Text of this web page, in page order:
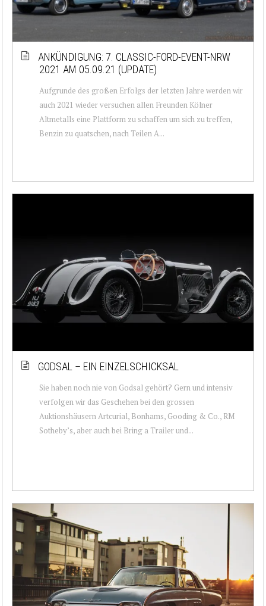
ANKÜNDIGUNG: 7. CLASSIC-FORD-EVENT-NRW
2021 AM 05.09.21 (UPDATE)
Aufgrunde des großen Erfolgs der letzten Jahre werden wir
auch 2021 wieder versuchen allen Freunden Kölner
Altmetalls eine Plattform zu schaffen um sich zu treffen,
Benzin zu quatschen, nach Teilen A...
GODSAL – EIN EINZELSCHICKSAL
Sie haben noch nie von Godsal gehört? Gern und intensiv
verfolgen wir das Geschehen bei den gros­sen
Auktionshäusern Artcurial, Bonhams, Gooding & Co., RM
Sotheby’s, aber auch bei Bring a Trailer und...